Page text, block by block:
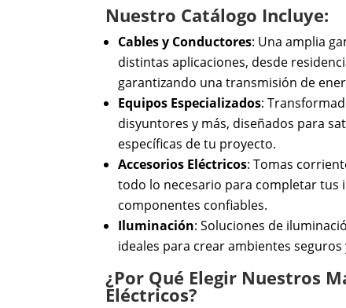
Nuestro Catálogo Incluye:
Cables y Conductores: Una amplia
distintas aplicaciones, desde
garantizando una transmisión de
Equipos Especializados:
disyuntores y más, diseñados para
específicas de tu proyecto.
Accesorios Eléctricos: Tomas
todo lo necesario para completar tus
componentes confiables.
Iluminación: Soluciones de
ideales para crear ambientes seguros
¿Por Qué Elegir Nuestros
Eléctricos?